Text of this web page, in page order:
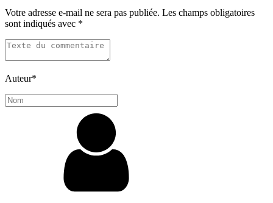
Votre adresse e-mail ne sera pas publiée. Les champs obligatoires
sont indiqués avec *
Auteur*